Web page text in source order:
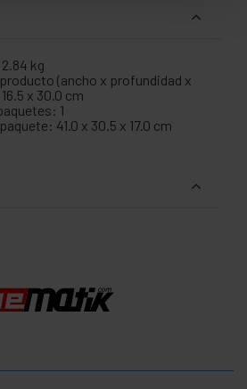
kg
(ancho x profundidad x
x 30.0 cm
1
41.0 x 30.5 x 17.0 cm